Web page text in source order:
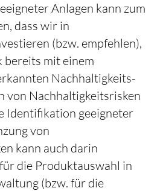
Anlagen kann zum
dass wir in
(bzw. empfehlen),
mit einem
Nachhaltigkeits-
von Nachhaltigkeitsrisken
Identifikation geeigneter
von
kann auch darin
die Produktauswahl in
(bzw. für die